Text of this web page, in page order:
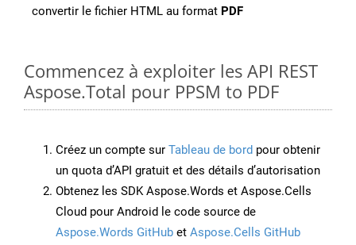
convertir le fichier HTML au format PDF
Commencez à exploiter les API REST
Aspose.Total pour PPSM to PDF
Créez un compte sur Tableau de bord pour obtenir
un quota d’API gratuit et des détails d’autorisation
Obtenez les SDK Aspose.Words et Aspose.Cells
Cloud pour Android le code source de
Aspose.Words GitHub et Aspose.Cells GitHub